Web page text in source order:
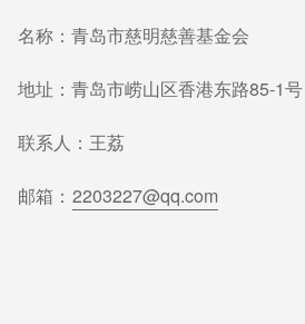
名称：青岛市慈明慈善基金会
地址：青岛市崂山区香港东路85-1号
联系人：王荔
邮箱： 2203227@qq.com